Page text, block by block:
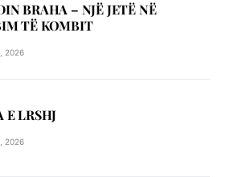
BRAHA – NJЁ JETЁ NЁ
TЁ KOMBIT
2026
E LRSHJ
2026